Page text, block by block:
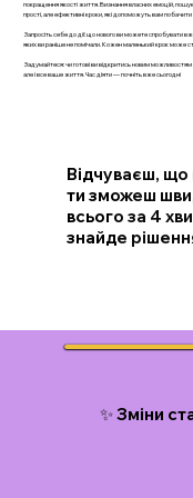
покращення якості життя. Визнання власних емоцій,
прості, але ефективні кроки, які допоможуть вам побачити
Запросіть себе до дії: що нового ви можете спробувати
яких ви раніше не помічали. Кожен маленький крок може
Задумайтеся: чи готові ви відкритись новим
але і все ваше життя. Час діяти — почніть вже сьогодні
Відчуваєш, що
ти зможеш
всього за 4
знайде
✨ Зміни